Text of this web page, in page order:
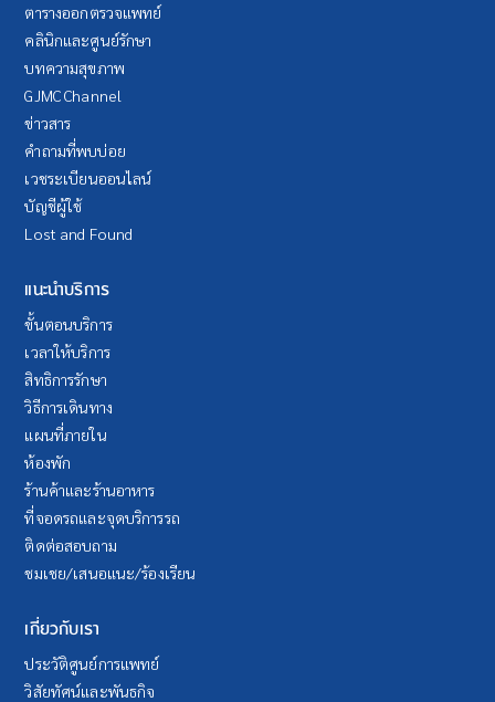
ตารางออกตรวจแพทย์
คลินิกและศูนย์รักษา
บทความสุขภาพ
GJMC Channel
ข่าวสาร
คำถามที่พบบ่อย
เวชระเบียนออนไลน์
บัญชีผู้ใช้
Lost and Found
แนะนำบริการ
ขั้นตอนบริการ
เวลาให้บริการ
สิทธิการรักษา
วิธีการเดินทาง
แผนที่ภายใน
ห้องพัก
ร้านค้าและร้านอาหาร
ที่จอดรถและจุดบริการรถ
ติดต่อสอบถาม
ชมเชย/เสนอแนะ/ร้องเรียน
เกี่ยวกับเรา
ประวัติศูนย์การแพทย์
วิสัยทัศน์และพันธกิจ